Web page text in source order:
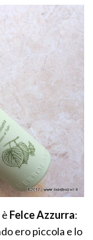
Felce Azzurra:
ero piccola e lo